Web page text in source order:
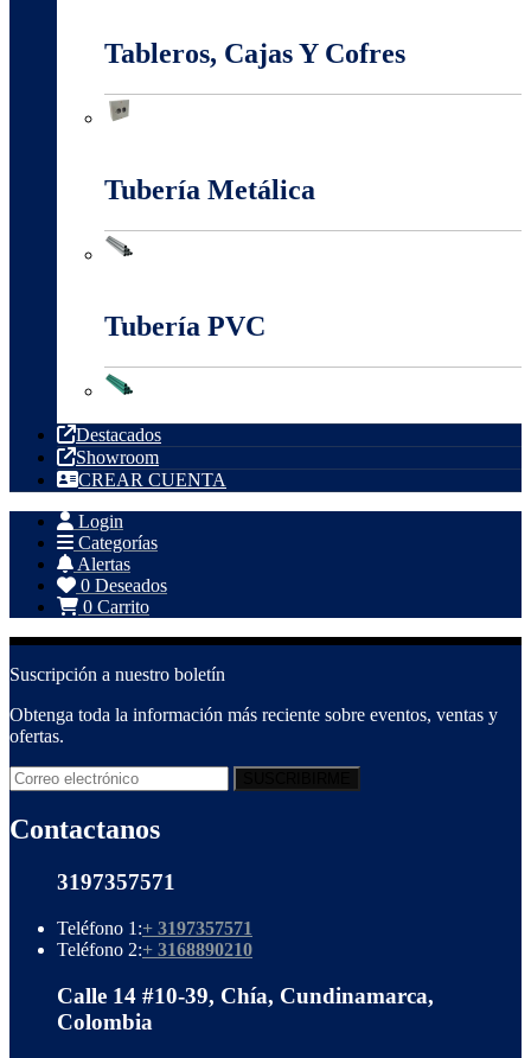
Tableros, Cajas Y Cofres
Tubería Metálica
Tubería PVC
Destacados
Showroom
CREAR CUENTA
Login
Categorías
Alertas
0 Deseados
0 Carrito
Suscripción a nuestro boletín
Obtenga toda la información más reciente sobre eventos, ventas y
ofertas.
Contactanos
3197357571
Teléfono 1:+ 3197357571
Teléfono 2:+ 3168890210
Calle 14 #10-39, Chía, Cundinamarca,
Colombia